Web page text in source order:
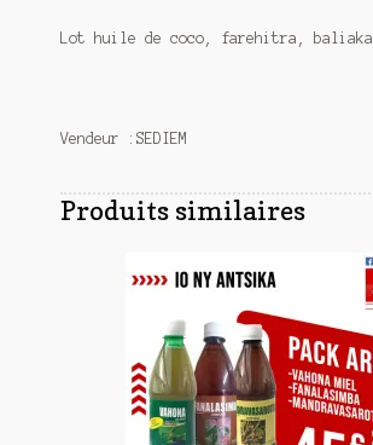
Lot huile de coco, farehitra, baliaka
Vendeur :SEDIEM
Produits similaires